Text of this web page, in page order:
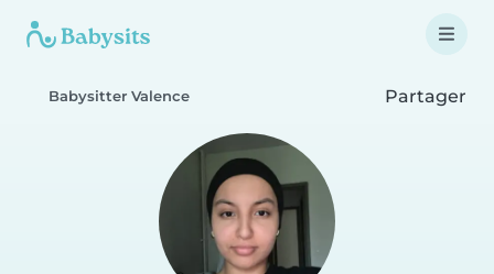
Babysitter Valence Partager